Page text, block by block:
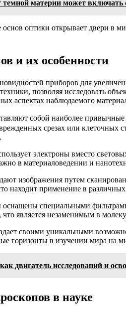
темной материи может включать
оптики открывает двери в
и их особенности
приборов для
позволяя исследовать
аспектах наблюдаемого
собой наиболее
срезах или клеточных
электроны вместо
в материаловедении и
изображения путем
находит применение в
специальными
является незаменимым в
своими уникальными
горизонты в изучении мира на
двигатель исследований и
в науке